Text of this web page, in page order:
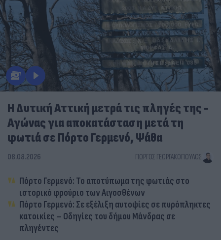
Η Δυτική Αττική μετρά τις πληγές της -
Αγώνας για αποκατάσταση μετά τη
φωτιά σε Πόρτο Γερμενό, Ψάθα
08.08.2026 ΓΙΏΡΓΟΣ ΓΕΩΡΓΑΚΌΠΟΥΛΟΣ
Πόρτο Γερμενό: Το αποτύπωμα της φωτιάς στο
ιστορικό φρούριο των Αιγοσθένων
Πόρτο Γερμενό: Σε εξέλιξη αυτοψίες σε πυρόπληκτες
κατοικίες – Οδηγίες του δήμου Μάνδρας σε
πληγέντες